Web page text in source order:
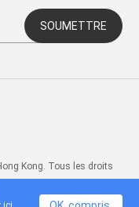
SOUMETTRE
Kong. Tous les droits